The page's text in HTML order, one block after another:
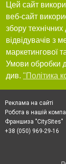
Цей сайт
веб-сайт
збору
відвідувачів з
маркетингової
Умови обробки
див. "Політика
Реклама на сайті
Робота в нашій
Франшиза "CitySites"
+38 (050) 969-29-16